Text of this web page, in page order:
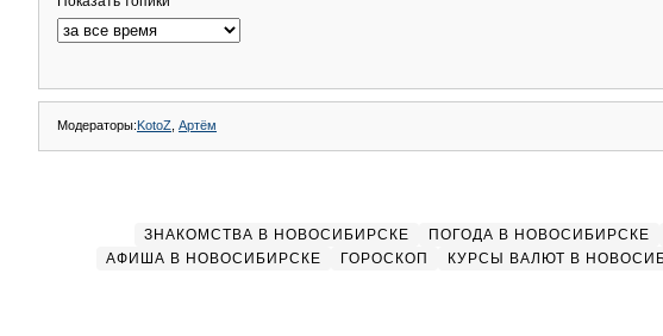
Модераторы:KotoZ Артём
ЗНАКОМСТВА В НОВОСИБИРСКЕ ПОГОДА В НОВОСИБИРСКЕ
АФИША В НОВОСИБИРСКЕ
ГОРОСКОП КУРСЫ ВАЛЮТ В